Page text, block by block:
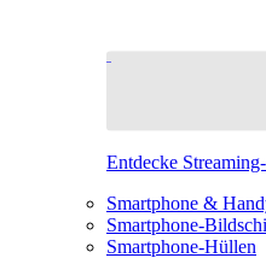
Entdecke
Smartphone &
Smartphone-
Smartphone-Hüllen